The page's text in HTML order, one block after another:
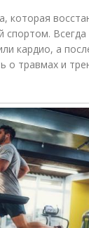
которая
спортом.
кардио, а
о травмах и